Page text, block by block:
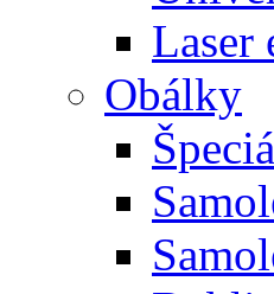
Laser
Obálky